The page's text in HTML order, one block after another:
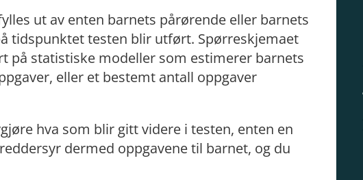
ut av enten barnets pårørende eller barnets
tidspunktet testen blir utført. Spørreskjemaet
på statistiske modeller som estimerer barnets
eller et bestemt antall oppgaver
hva som blir gitt videre i testen, enten en
dermed oppgavene til barnet, og du